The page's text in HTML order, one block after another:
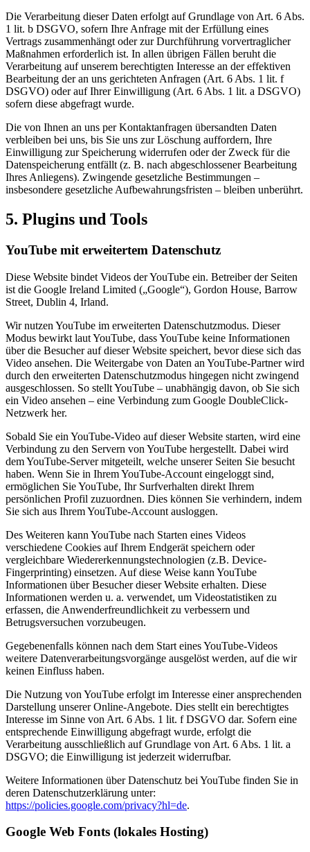
Die Verarbeitung dieser Daten erfolgt auf Grundlage von Art. 6 Abs.
1 lit. b DSGVO, sofern Ihre Anfrage mit der Erfüllung eines
Vertrags zusammenhängt oder zur Durchführung vorvertraglicher
Maßnahmen erforderlich ist. In allen übrigen Fällen beruht die
Verarbeitung auf unserem berechtigten Interesse an der effektiven
Bearbeitung der an uns gerichteten Anfragen (Art. 6 Abs. 1 lit. f
DSGVO) oder auf Ihrer Einwilligung (Art. 6 Abs. 1 lit. a DSGVO)
sofern diese abgefragt wurde.
Die von Ihnen an uns per Kontaktanfragen übersandten Daten
verbleiben bei uns, bis Sie uns zur Löschung auffordern, Ihre
Einwilligung zur Speicherung widerrufen oder der Zweck für die
Datenspeicherung entfällt (z. B. nach abgeschlossener Bearbeitung
Ihres Anliegens). Zwingende gesetzliche Bestimmungen –
insbesondere gesetzliche Aufbewahrungsfristen – bleiben unberührt.
5. Plugins und Tools
YouTube mit erweitertem Datenschutz
Diese Website bindet Videos der YouTube ein. Betreiber der Seiten
ist die Google Ireland Limited („Google“), Gordon House, Barrow
Street, Dublin 4, Irland.
Wir nutzen YouTube im erweiterten Datenschutzmodus. Dieser
Modus bewirkt laut YouTube, dass YouTube keine Informationen
über die Besucher auf dieser Website speichert, bevor diese sich das
Video ansehen. Die Weitergabe von Daten an YouTube-Partner wird
durch den erweiterten Datenschutzmodus hingegen nicht zwingend
ausgeschlossen. So stellt YouTube – unabhängig davon, ob Sie sich
ein Video ansehen – eine Verbindung zum Google DoubleClick-
Netzwerk her.
Sobald Sie ein YouTube-Video auf dieser Website starten, wird eine
Verbindung zu den Servern von YouTube hergestellt. Dabei wird
dem YouTube-Server mitgeteilt, welche unserer Seiten Sie besucht
haben. Wenn Sie in Ihrem YouTube-Account eingeloggt sind,
ermöglichen Sie YouTube, Ihr Surfverhalten direkt Ihrem
persönlichen Profil zuzuordnen. Dies können Sie verhindern, indem
Sie sich aus Ihrem YouTube-Account ausloggen.
Des Weiteren kann YouTube nach Starten eines Videos
verschiedene Cookies auf Ihrem Endgerät speichern oder
vergleichbare Wiedererkennungstechnologien (z.B. Device-
Fingerprinting) einsetzen. Auf diese Weise kann YouTube
Informationen über Besucher dieser Website erhalten. Diese
Informationen werden u. a. verwendet, um Videostatistiken zu
erfassen, die Anwenderfreundlichkeit zu verbessern und
Betrugsversuchen vorzubeugen.
Gegebenenfalls können nach dem Start eines YouTube-Videos
weitere Datenverarbeitungsvorgänge ausgelöst werden, auf die wir
keinen Einfluss haben.
Die Nutzung von YouTube erfolgt im Interesse einer ansprechenden
Darstellung unserer Online-Angebote. Dies stellt ein berechtigtes
Interesse im Sinne von Art. 6 Abs. 1 lit. f DSGVO dar. Sofern eine
entsprechende Einwilligung abgefragt wurde, erfolgt die
Verarbeitung ausschließlich auf Grundlage von Art. 6 Abs. 1 lit. a
DSGVO; die Einwilligung ist jederzeit widerrufbar.
Weitere Informationen über Datenschutz bei YouTube finden Sie in
deren Datenschutzerklärung unter:
https://policies.google.com/privacy?hl=de.
Google Web Fonts (lokales Hosting)